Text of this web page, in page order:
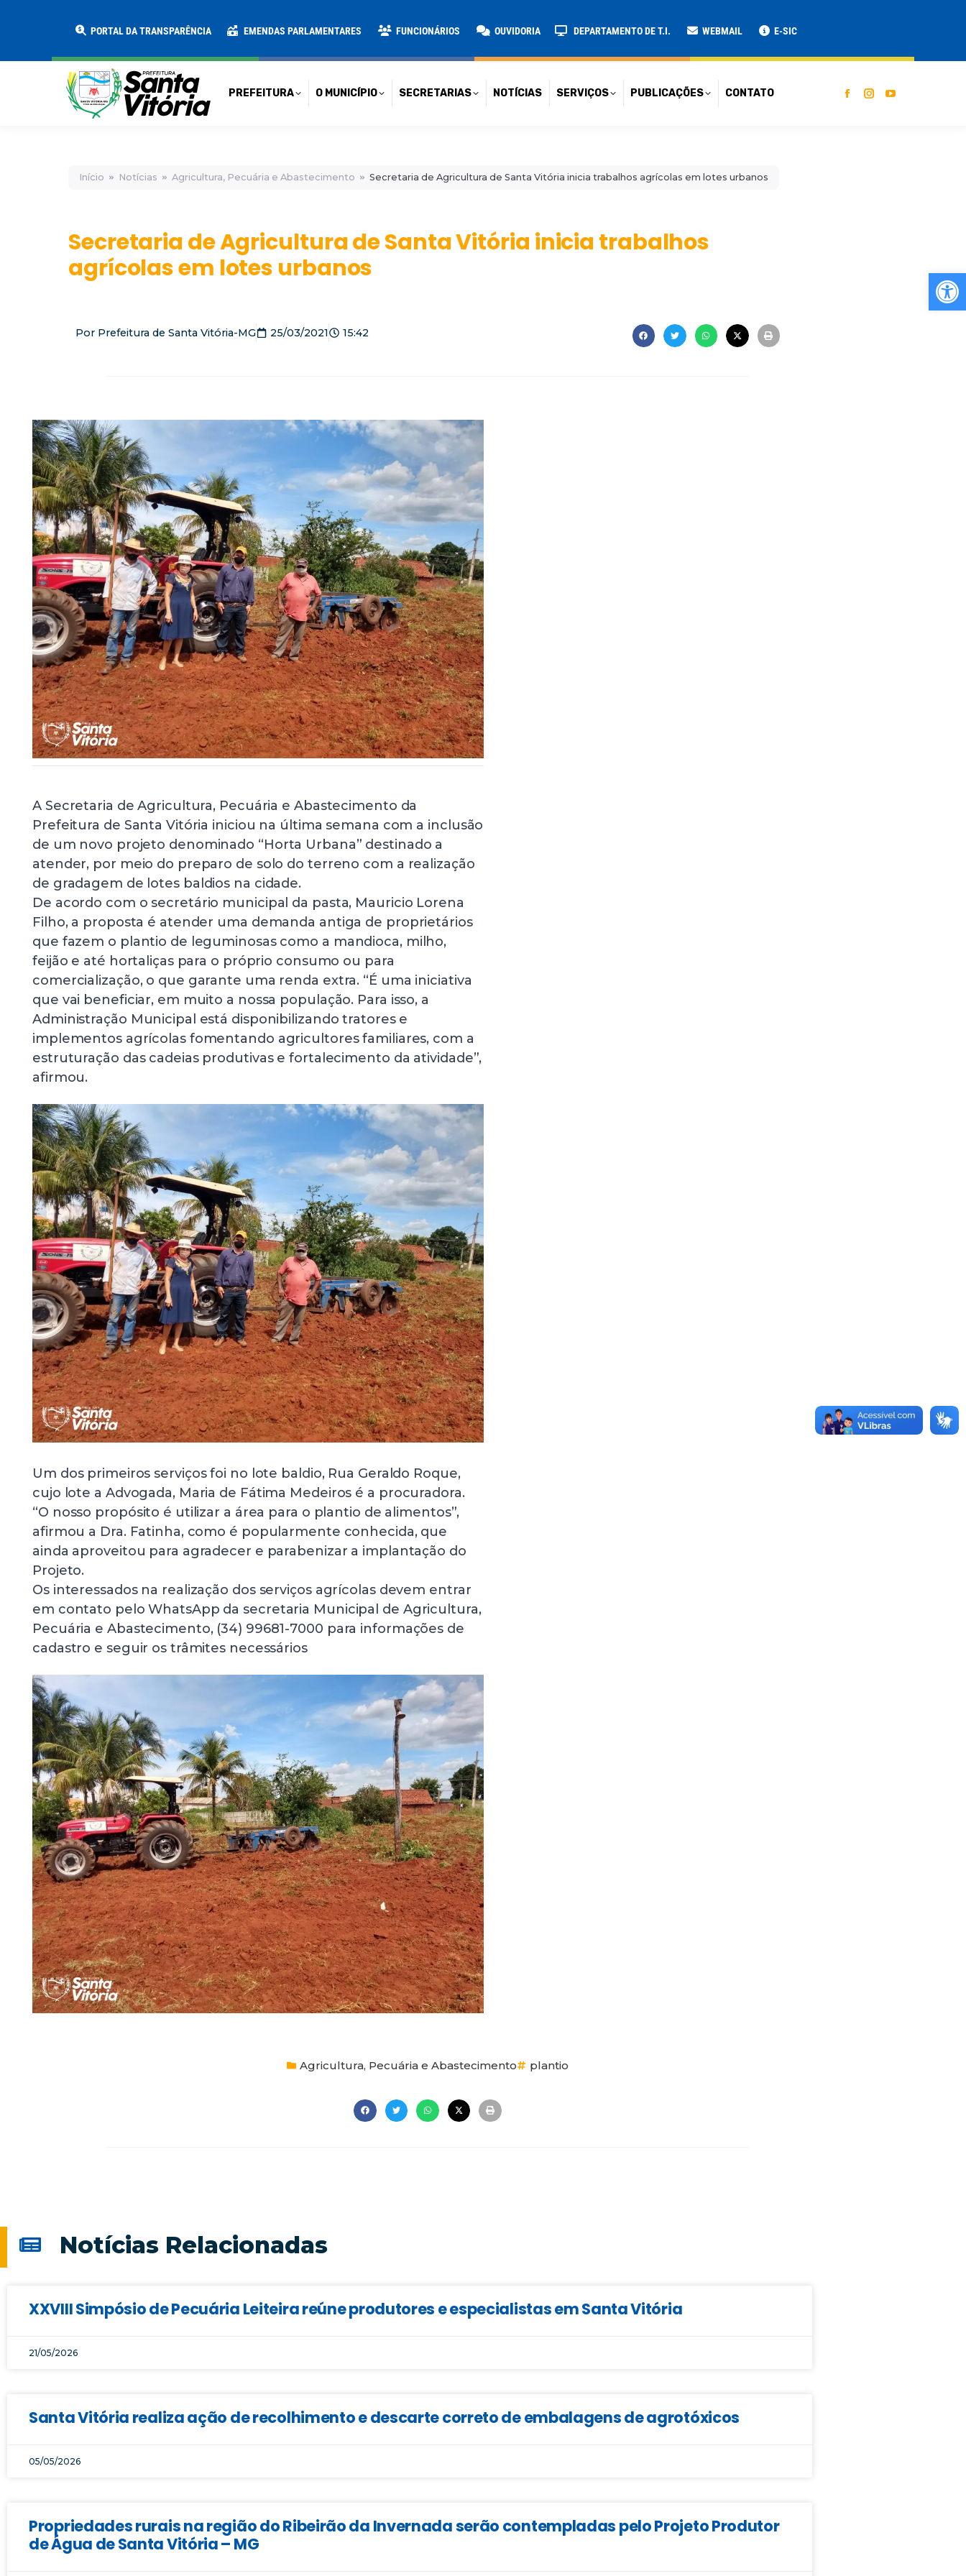
PORTAL DA TRANSPARÊNCIA EMENDAS PARLAMENTARES FUNCIONÁRIOS OUVIDORIA DEPARTAMENTO DE T.I. WEBMAIL E-SIC
PREFEITURA O MUNICÍPIO SECRETARIAS NOTÍCIAS SERVIÇOS PUBLICAÇÕES CONTATO
Início Notícias Agricultura, Pecuária e Abastecimento Secretaria de Agricultura de Santa Vitória inicia trabalhos agrícolas em lotes urbanos
Secretaria de Agricultura de Santa Vitória inicia trabalhos
agrícolas em lotes urbanos
Por Prefeitura de Santa Vitória-MG 25/03/2021 15:42
A Secretaria de Agricultura, Pecuária e Abastecimento da
Prefeitura de Santa Vitória iniciou na última semana com a inclusão
de um novo projeto denominado “Horta Urbana” destinado a
atender, por meio do preparo de solo do terreno com a realização
de gradagem de lotes baldios na cidade.
De acordo com o secretário municipal da pasta, Mauricio Lorena
Filho, a proposta é atender uma demanda antiga de proprietários
que fazem o plantio de leguminosas como a mandioca, milho,
feijão e até hortaliças para o próprio consumo ou para
comercialização, o que garante uma renda extra. “É uma iniciativa
que vai beneficiar, em muito a nossa população. Para isso, a
Administração Municipal está disponibilizando tratores e
implementos agrícolas fomentando agricultores familiares, com a
estruturação das cadeias produtivas e fortalecimento da atividade”,
afirmou.
Um dos primeiros serviços foi no lote baldio, Rua Geraldo Roque,
cujo lote a Advogada, Maria de Fátima Medeiros é a procuradora.
“O nosso propósito é utilizar a área para o plantio de alimentos”,
afirmou a Dra. Fatinha, como é popularmente conhecida, que
ainda aproveitou para agradecer e parabenizar a implantação do
Projeto.
Os interessados na realização dos serviços agrícolas devem entrar
em contato pelo WhatsApp da secretaria Municipal de Agricultura,
Pecuária e Abastecimento, (34) 99681-7000 para informações de
cadastro e seguir os trâmites necessários
Agricultura, Pecuária e Abastecimento plantio
Notícias Relacionadas
XXVIII Simpósio de Pecuária Leiteira reúne produtores e especialistas em Santa Vitória
21/05/2026
Santa Vitória realiza ação de recolhimento e descarte correto de embalagens de agrotóxicos
05/05/2026
Propriedades rurais na região do Ribeirão da Invernada serão contempladas pelo Projeto Produtor
de Água de Santa Vitória – MG